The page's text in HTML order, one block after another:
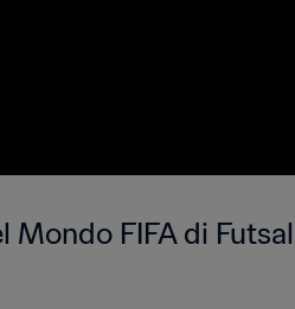
Mondo FIFA di